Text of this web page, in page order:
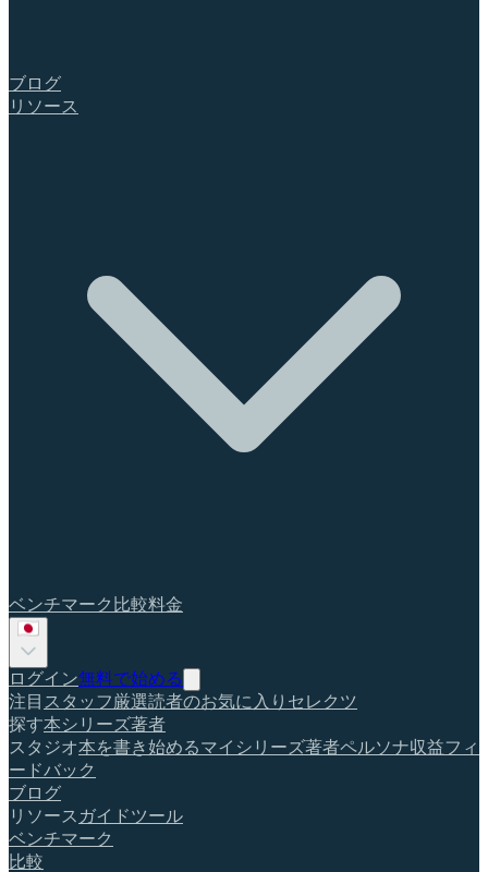
ブログ
リソース
ベンチマーク 比較料金
ログイン無料で始める
注目 スタッフ厳選読者のお気に入り セレクツ
探す本シリーズ著者
スタジオ本を書き始めるマイシリーズ著者ペルソナ収益フィ
ードバック
ブログ
リソース ガイドツール
ベンチマーク
比較